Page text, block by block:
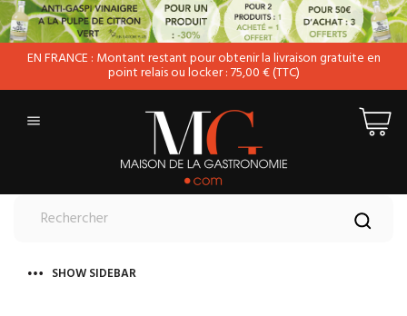
EN FRANCE : Montant restant pour obtenir la livraison gratuite en
point relais ou locker : 75,00 € (TTC)

SHOW SIDEBAR